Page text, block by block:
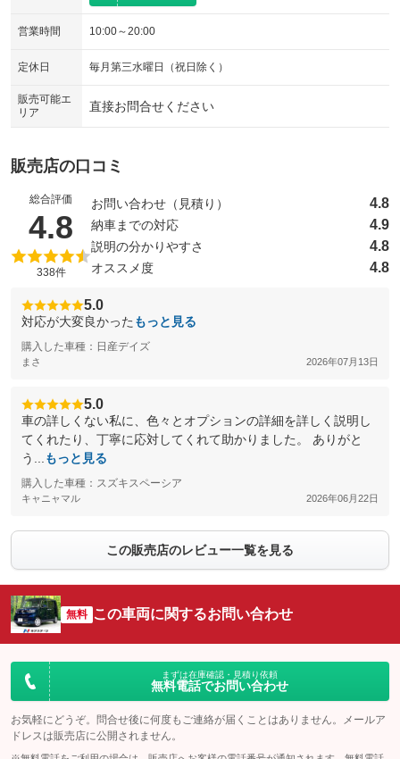
営業時間 10:00～20:00
定休日 毎月第三水曜日（祝日除く）
販売可能エ
リア
直接お問合せください
販売店の口コミ
総合評価
4.8 （5点満点中）
338件
お問い合わせ（見積り） 4.8
納車までの対応 4.9
説明の分かりやすさ 4.8
オススメ度 4.8
5.0
対応が大変良かった もっと見る
購入した車種：日産デイズ
まさ 2026年07月13日
5.0
車の詳しくない私に、色々とオプションの詳細を詳しく説明し
てくれたり、丁寧に応対してくれて助かりました。 ありがと
う...
もっと見る
購入した車種：スズキスペーシア
キャニャマル 2026年06月22日
この販売店のレビュー一覧を見る
無料 この車両に関するお問い合わせ
まずは在庫確認・見積り依頼
無料電話でお問い合わせ
お気軽にどうぞ。問合せ後に何度もご連絡が届くことはありません。メールア
ドレスは販売店に公開されません。